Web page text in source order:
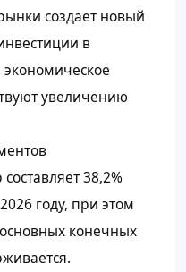
создает новый
в
экономическое
увеличению
38,2%
году, при этом
конечных